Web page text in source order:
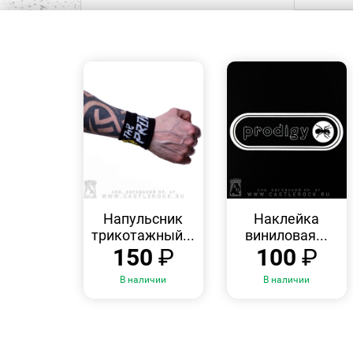
Напульсник
трикотажный...
150 ₽
В наличии
ПРОСМОТР
Наклейка
виниловая...
100 ₽
В наличии